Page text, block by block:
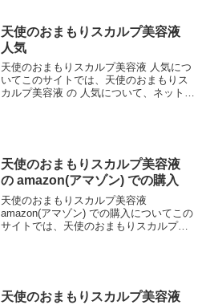
天使のおまもりスカルプ美容液
人気
天使のおまもりスカルプ美容液 人気につ
いてこのサイトでは、天使のおまもりス
カルプ美容液 の 人気について、ネットや
天使のおまもりスカルプ美容液
の amazon(アマゾン) での購入
天使のおまもりスカルプ美容液
amazon(アマゾン) での購入についてこの
サイトでは、天使のおまもりスカルプ美
天使のおまもりスカルプ美容液